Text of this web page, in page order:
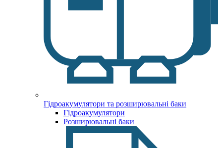
Гідроакумулятори та розширювальні баки
Гідроакумулятори
Розширювальні баки